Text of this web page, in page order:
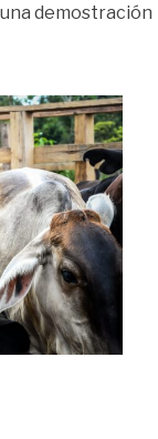
demostración